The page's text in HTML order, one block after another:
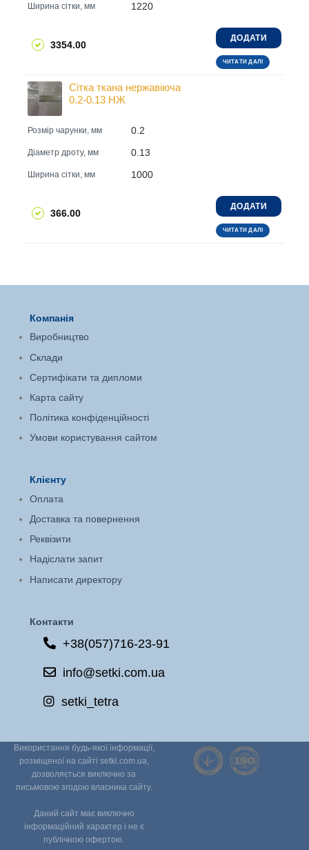
Ширина сітки, мм 1220
3354.00
ДОДАТИ
ЧИТАТИ ДАЛІ
Сітка ткана нержавіюча
0.2-0.13 НЖ
Розмір чарунки, мм 0.2
Діаметр дроту, мм 0.13
Ширина сітки, мм 1000
366.00
ДОДАТИ
ЧИТАТИ ДАЛІ
Компанія
Виробництво
Склади
Сертифікати та дипломи
Карта сайту
Політика конфіденційності
Умови користування сайтом
Клієнту
Оплата
Доставка та повернення
Реквізити
Надіслати запит
Написати директору
Контакти
+38(057)716-23-91
info@setki.com.ua
setki_tetra
Використання будь-якої інформації,
розміщеної на сайті setki.com.ua,
дозволяється виключно за
письмовою згодою власника сайту.
Даний сайт має виключно
інформаційний характер і не є
публічною офертою.